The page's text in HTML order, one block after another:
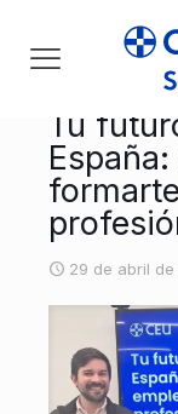
Tu
29 de abril de